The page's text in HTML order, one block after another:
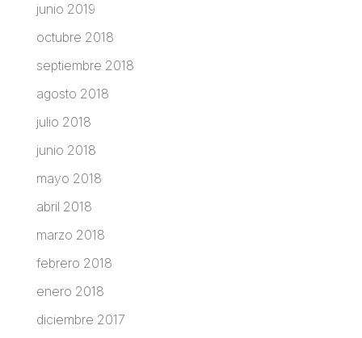
junio 2019
octubre 2018
septiembre 2018
agosto 2018
julio 2018
junio 2018
mayo 2018
abril 2018
marzo 2018
febrero 2018
enero 2018
diciembre 2017